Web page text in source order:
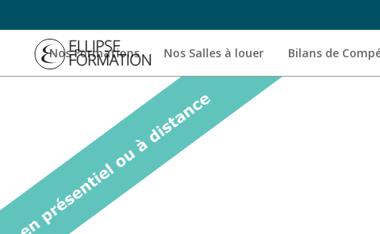
Nos Formations Nos Salles à louer Bilans de